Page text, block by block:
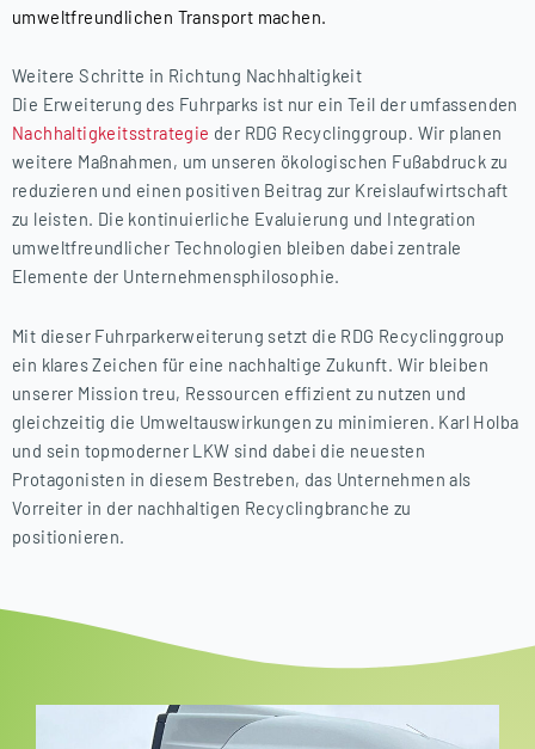
umweltfreundlichen Transport machen.
Weitere Schritte in Richtung Nachhaltigkeit
Die Erweiterung des Fuhrparks ist nur ein Teil der umfassenden
Nachhaltigkeitsstrategie der RDG Recyclinggroup. Wir planen
weitere Maßnahmen, um unseren ökologischen Fußabdruck zu
reduzieren und einen positiven Beitrag zur Kreislaufwirtschaft
zu leisten. Die kontinuierliche Evaluierung und Integration
umweltfreundlicher Technologien bleiben dabei zentrale
Elemente der Unternehmensphilosophie.
Mit dieser Fuhrparkerweiterung setzt die RDG Recyclinggroup
ein klares Zeichen für eine nachhaltige Zukunft. Wir bleiben
unserer Mission treu, Ressourcen effizient zu nutzen und
gleichzeitig die Umweltauswirkungen zu minimieren. Karl Holba
und sein topmoderner LKW sind dabei die neuesten
Protagonisten in diesem Bestreben, das Unternehmen als
Vorreiter in der nachhaltigen Recyclingbranche zu
positionieren.